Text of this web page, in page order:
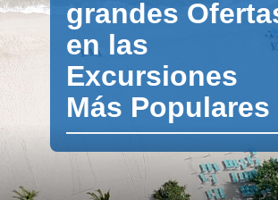
grandes
en las
Excursiones
Más Populares